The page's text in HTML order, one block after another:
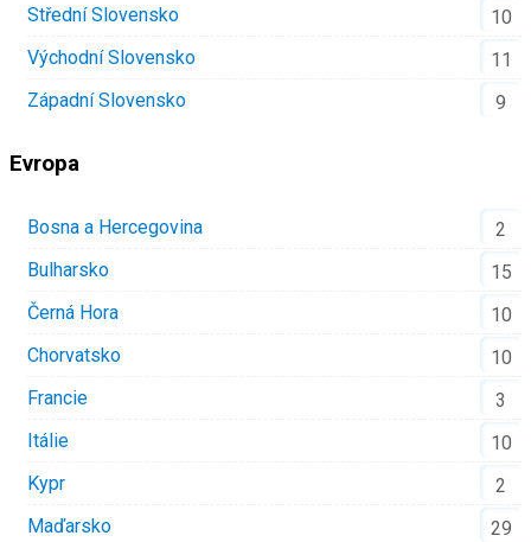
Střední Slovensko
10
Východní Slovensko
11
Západní Slovensko
9
Evropa
Bosna a Hercegovina
2
Bulharsko
15
Černá Hora
10
Chorvatsko
10
Francie
3
Itálie
10
Kypr
2
Maďarsko
29